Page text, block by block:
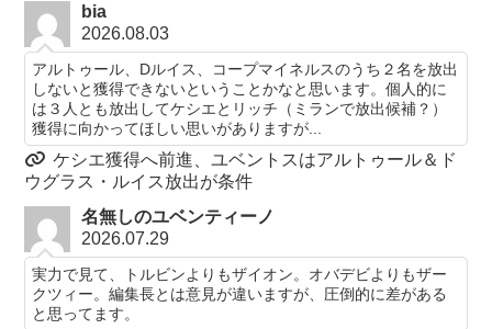
bia
2026.08.03
アルトゥール、Dルイス、コープマイネルスのうち２名を放出
しないと獲得できないということかなと思います。個人的に
は３人とも放出してケシエとリッチ（ミランで放出候補？）
獲得に向かってほしい思いがありますが...
ケシエ獲得へ前進、ユベントスはアルトゥール＆ド
ウグラス・ルイス放出が条件
名無しのユベンティーノ
2026.07.29
実力で見て、トルビンよりもザイオン。オバデビよりもザー
クツィー。編集長とは意見が違いますが、圧倒的に差がある
と思ってます。